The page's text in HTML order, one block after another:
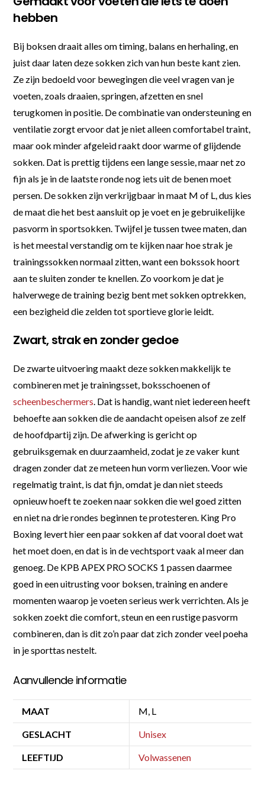
hebben
Bij boksen draait alles om timing, balans en herhaling, en
juist daar laten deze sokken zich van hun beste kant zien.
Ze zijn bedoeld voor bewegingen die veel vragen van je
voeten, zoals draaien, springen, afzetten en snel
terugkomen in positie. De combinatie van ondersteuning en
ventilatie zorgt ervoor dat je niet alleen comfortabel traint,
maar ook minder afgeleid raakt door warme of glijdende
sokken. Dat is prettig tijdens een lange sessie, maar net zo
fijn als je in de laatste ronde nog iets uit de benen moet
persen. De sokken zijn verkrijgbaar in maat M of L, dus kies
de maat die het best aansluit op je voet en je gebruikelijke
pasvorm in sportsokken. Twijfel je tussen twee maten, dan
is het meestal verstandig om te kijken naar hoe strak je
trainingssokken normaal zitten, want een bokssok hoort
aan te sluiten zonder te knellen. Zo voorkom je dat je
halverwege de training bezig bent met sokken optrekken,
een bezigheid die zelden tot sportieve glorie leidt.
Zwart, strak en zonder gedoe
De zwarte uitvoering maakt deze sokken makkelijk te
combineren met je trainingsset, boksschoenen of
scheenbeschermers . Dat is handig, want niet iedereen heeft
behoefte aan sokken die de aandacht opeisen alsof ze zelf
de hoofdpartij zijn. De afwerking is gericht op
gebruiksgemak en duurzaamheid, zodat je ze vaker kunt
dragen zonder dat ze meteen hun vorm verliezen. Voor wie
regelmatig traint, is dat fijn, omdat je dan niet steeds
opnieuw hoeft te zoeken naar sokken die wel goed zitten
en niet na drie rondes beginnen te protesteren. King Pro
Boxing levert hier een paar sokken af dat vooral doet wat
het moet doen, en dat is in de vechtsport vaak al meer dan
genoeg. De KPB APEX PRO SOCKS 1 passen daarmee
goed in een uitrusting voor boksen, training en andere
momenten waarop je voeten serieus werk verrichten. Als je
sokken zoekt die comfort, steun en een rustige pasvorm
combineren, dan is dit zo’n paar dat zich zonder veel poeha
in je sporttas nestelt.
Aanvullende informatie
MAAT M, L
GESLACHT Unisex
LEEFTIJD Volwassenen